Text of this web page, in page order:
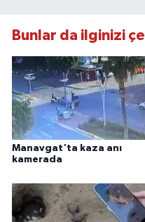
Bunlar da ilginizi
Manavgat'ta kaza anı
kamerada